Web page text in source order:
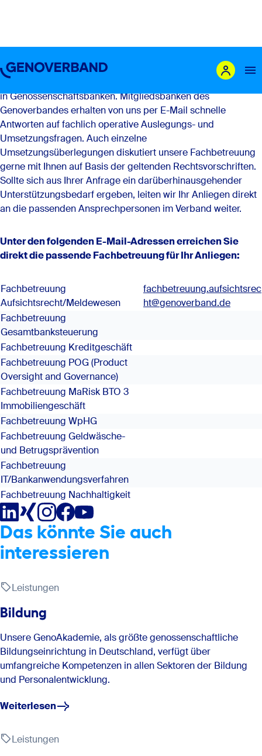
Das sind wir
Leistungen
Mitglieder
Genossenschaft gründen
Karriere
Ihr direkter Draht zum Verband: Unsere Fachbetreuung ist
die erste Anlaufstelle für Fachexperten und Fachexpertinnen
in Genossenschaftsbanken. Mitgliedsbanken des
Genoverbandes erhalten von uns per E-Mail schnelle
Antworten auf fachlich operative Auslegungs- und
Umsetzungsfragen. Auch einzelne
Umsetzungsüberlegungen diskutiert unsere Fachbetreuung
gerne mit Ihnen auf Basis der geltenden Rechtsvorschriften.
Sollte sich aus Ihrer Anfrage ein darüberhinausgehender
Unterstützungsbedarf ergeben, leiten wir Ihr Anliegen direkt
an die passenden Ansprechpersonen im Verband weiter.
Unter den folgenden E-Mail-Adressen erreichen Sie
direkt die passende Fachbetreuung für Ihr Anliegen:
Fachbetreuung
Aufsichtsrecht/Meldewesen
fachbetreuung.aufsichtsrec
ht@genoverband.de
Fachbetreuung
Gesamtbanksteuerung
Fachbetreuung Kreditgeschäft
Fachbetreuung POG (Product
Oversight and Governance)
Fachbetreuung MaRisk BTO 3
Immobiliengeschäft
Fachbetreuung WpHG
Fachbetreuung Geldwäsche-
und Betrugsprävention
Fachbetreuung
IT/Bankanwendungsverfahren
Fachbetreuung Nachhaltigkeit
Das könnte Sie auch
interessieren
Leistungen
Bildung
Unsere GenoAkademie, als größte genossenschaftliche
Bildungseinrichtung in Deutschland, verfügt über
umfangreiche Kompetenzen in allen Sektoren der Bildung
und Personalentwicklung.
Weiterlesen
Leistungen